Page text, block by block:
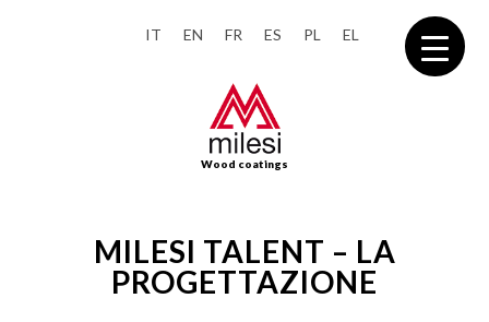
IT EN FR ES PL EL
Wood coatings
MILESI TALENT – LA
PROGETTAZIONE